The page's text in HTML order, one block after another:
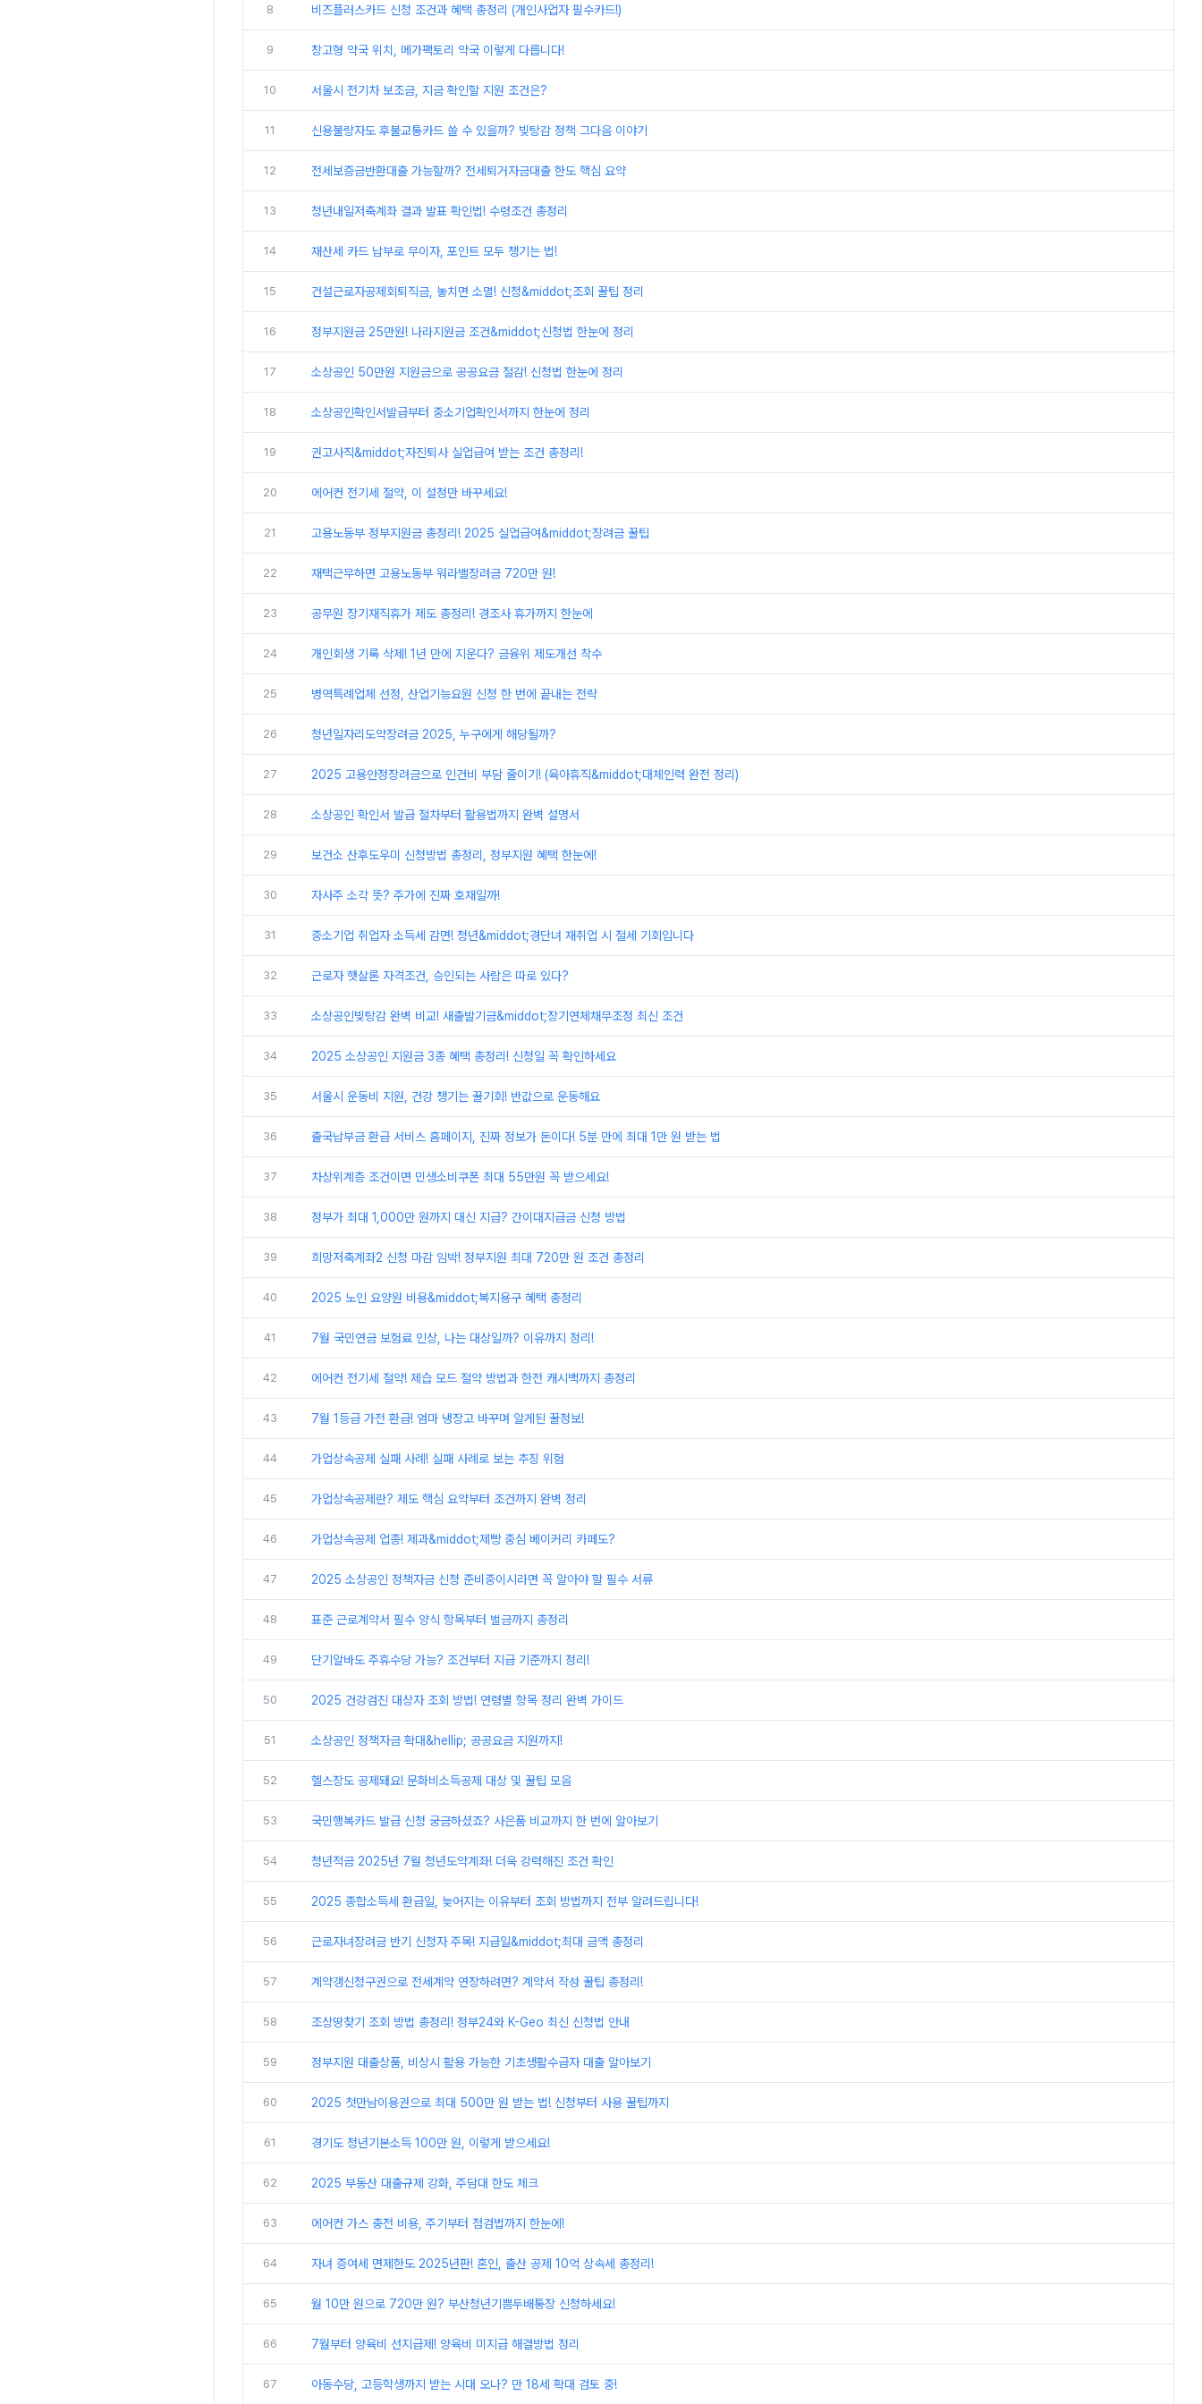
8 비즈플러스카드 신청 조건과 혜택 총정리 (개인사업자 필수카드!)
9 창고형 약국 위치, 메가팩토리 약국 이렇게 다릅니다!
10 서울시 전기차 보조금, 지금 확인할 지원 조건은?
11 신용불량자도 후불교통카드 쓸 수 있을까? 빚탕감 정책 그다음 이야기
12 전세보증금반환대출 가능할까? 전세퇴거자금대출 한도 핵심 요약
13 청년내일저축계좌 결과 발표 확인법! 수령조건 총정리
14 재산세 카드 납부로 무이자, 포인트 모두 챙기는 법!
15 건설근로자공제회퇴직금, 놓치면 소멸! 신청&middot;조회 꿀팁 정리
16 정부지원금 25만원! 나라지원금 조건&middot;신청법 한눈에 정리
17 소상공인 50만원 지원금으로 공공요금 절감! 신청법 한눈에 정리
18 소상공인확인서발급부터 중소기업확인서까지 한눈에 정리
19 권고사직&middot;자진퇴사 실업급여 받는 조건 총정리!
20 에어컨 전기세 절약, 이 설정만 바꾸세요!
21 고용노동부 정부지원금 총정리! 2025 실업급여&middot;장려금 꿀팁
22 재택근무하면 고용노동부 워라밸장려금 720만 원!
23 공무원 장기재직휴가 제도 총정리! 경조사 휴가까지 한눈에
24 개인회생 기록 삭제! 1년 만에 지운다? 금융위 제도개선 착수
25 병역특례업체 선정, 산업기능요원 신청 한 번에 끝내는 전략
26 청년일자리도약장려금 2025, 누구에게 해당될까?
27 2025 고용안정장려금으로 인건비 부담 줄이기! (육아휴직&middot;대체인력 완전 정리)
28 소상공인 확인서 발급 절차부터 활용법까지 완벽 설명서
29 보건소 산후도우미 신청방법 총정리, 정부지원 혜택 한눈에!
30 자사주 소각 뜻? 주가에 진짜 호재일까!
31 중소기업 취업자 소득세 감면! 청년&middot;경단녀 재취업 시 절세 기회입니다
32 근로자 햇살론 자격조건, 승인되는 사람은 따로 있다?
33 소상공인빚탕감 완벽 비교! 새출발기금&middot;장기연체채무조정 최신 조건
34 2025 소상공인 지원금 3종 혜택 총정리! 신청일 꼭 확인하세요
35 서울시 운동비 지원, 건강 챙기는 꿀기회! 반값으로 운동해요
36 출국납부금 환급 서비스 홈페이지, 진짜 정보가 돈이다! 5분 만에 최대 1만 원 받는 법
37 차상위계층 조건이면 민생소비쿠폰 최대 55만원 꼭 받으세요!
38 정부가 최대 1,000만 원까지 대신 지급? 간이대지급금 신청 방법
39 희망저축계좌2 신청 마감 임박! 정부지원 최대 720만 원 조건 총정리
40 2025 노인 요양원 비용&middot;복지용구 혜택 총정리
41 7월 국민연금 보험료 인상, 나는 대상일까? 이유까지 정리!
42 에어컨 전기세 절약! 제습 모드 절약 방법과 한전 캐시백까지 총정리
43 7월 1등급 가전 환급! 엄마 냉장고 바꾸며 알게된 꿀정보!
44 가업상속공제 실패 사례! 실패 사례로 보는 추징 위험
45 가업상속공제란? 제도 핵심 요약부터 조건까지 완벽 정리
46 가업상속공제 업종! 제과&middot;제빵 중심 베이커리 카페도?
47 2025 소상공인 정책자금 신청 준비중이시라면 꼭 알아야 할 필수 서류
48 표준 근로계약서 필수 양식 항목부터 벌금까지 총정리
49 단기알바도 주휴수당 가능? 조건부터 지급 기준까지 정리!
50 2025 건강검진 대상자 조회 방법! 연령별 항목 정리 완벽 가이드
51 소상공인 정책자금 확대&hellip; 공공요금 지원까지!
52 헬스장도 공제돼요! 문화비소득공제 대상 및 꿀팁 모음
53 국민행복카드 발급 신청 궁금하셨죠? 사은품 비교까지 한 번에 알아보기
54 청년적금 2025년 7월 청년도약계좌! 더욱 강력해진 조건 확인
55 2025 종합소득세 환급일, 늦어지는 이유부터 조회 방법까지 전부 알려드립니다!
56 근로자녀장려금 반기 신청자 주목! 지급일&middot;최대 금액 총정리
57 계약갱신청구권으로 전세계약 연장하려면? 계약서 작성 꿀팁 총정리!
58 조상땅찾기 조회 방법 총정리! 정부24와 K-Geo 최신 신청법 안내
59 정부지원 대출상품, 비상시 활용 가능한 기초생활수급자 대출 알아보기
60 2025 첫만남이용권으로 최대 500만 원 받는 법! 신청부터 사용 꿀팁까지
61 경기도 청년기본소득 100만 원, 이렇게 받으세요!
62 2025 부동산 대출규제 강화, 주담대 한도 체크
63 에어컨 가스 충전 비용, 주기부터 점검법까지 한눈에!
64 자녀 증여세 면제한도 2025년판! 혼인, 출산 공제 10억 상속세 총정리!
65 월 10만 원으로 720만 원? 부산청년기쁨두배통장 신청하세요!
66 7월부터 양육비 선지급제! 양육비 미지급 해결방법 정리
67 아동수당, 고등학생까지 받는 시대 오나? 만 18세 확대 검토 중!